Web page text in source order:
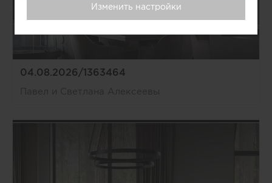
04.08.2026/1363464
Изменить настройки